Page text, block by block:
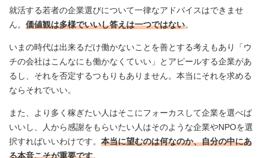
就活する若者の企業選びについて一律なアドバイスはできませ
ん。 価値観は多様でいいし答えは一つではない。
いまの時代は出来るだけ働かないことを善とする考えもあり「ウ
チの会社はこんなにも働かなくていい」とアピールする企業があ
るし、それを否定するつもりもありません。本当にそれを求める
ならそれでいい。
また、より多く稼ぎたい人はそこにフォーカスして企業を選べば
いいし、人から感謝をもらいたい人はそのような企業やNPOを選
択すればいいわけです。 本当に望むのは何なのか、自分の中にあ
る本音こそが重要です。